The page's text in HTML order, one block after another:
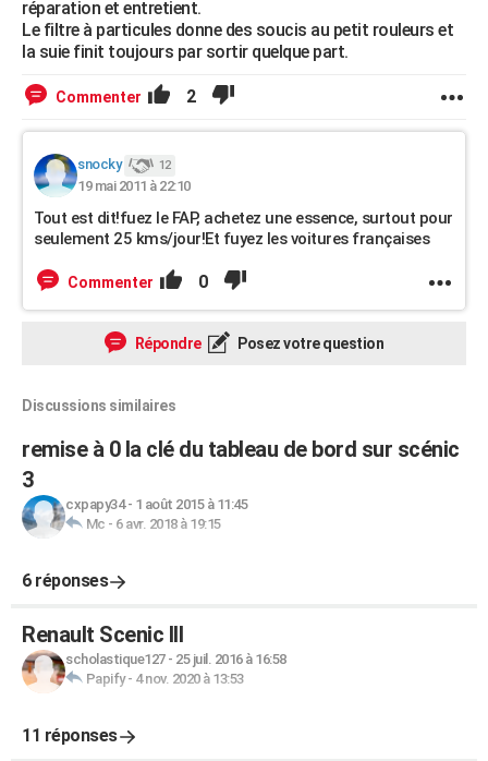
réparation et entretient.
Le filtre à particules donne des soucis au petit rouleurs et
la suie finit toujours par sortir quelque part.
Commenter 2
snocky 12
19 mai 2011 à 22:10
Tout est dit!fuez le FAP, achetez une essence, surtout pour
seulement 25 kms/jour!Et fuyez les voitures françaises
Commenter 0
Répondre Posez votre question
Discussions similaires
remise à 0 la clé du tableau de bord sur scénic
3
cxpapy34- 1 août 2015 à 11:45
Mc - 6 avr. 2018 à 19:15
6 réponses
Renault Scenic III
scholastique127- 25 juil. 2016 à 16:58
Papify- 4 nov. 2020 à 13:53
11 réponses